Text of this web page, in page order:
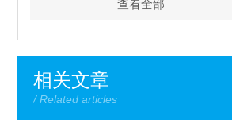
查看全部
相关文章
/ Related articles